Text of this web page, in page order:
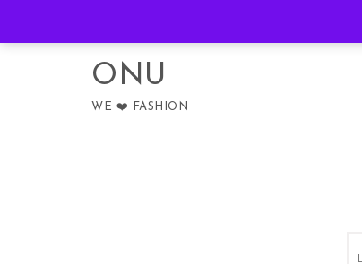
ONU
WE ❤️ FASHION